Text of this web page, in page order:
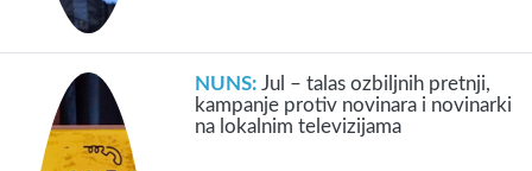
NUNS:Jul – talas ozbiljnih pretnji,
kampanje protiv novinara i novinarki
na lokalnim televizijama